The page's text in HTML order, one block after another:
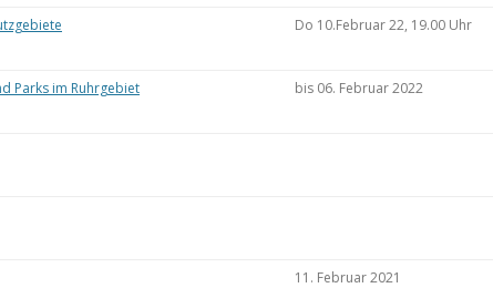
Do 10.Februar 22, 19.00 Uhr
Parks im Ruhrgebiet bis 06. Februar 2022
11. Februar 2021